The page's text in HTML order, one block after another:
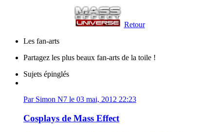
Retour
Les fan-arts
Partagez les plus beaux fan-arts de la toile !
Sujets épinglés
Par Simon N7 le 03 mai, 2012 22:23
Cosplays de Mass Effect